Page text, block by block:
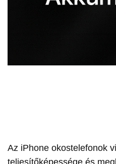
Az iPhone okostelefonok
teljesítőképessége és